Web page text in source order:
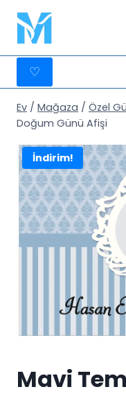
İçeriğe
geç
♡
Ev / Mağaza / Özel
Doğum Günü Afişi
İndirim!
Mavi